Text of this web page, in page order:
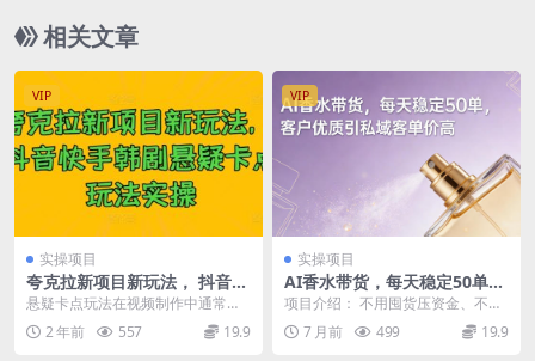
相关文章
VIP
实操项目
夸克拉新项目新玩法， 抖音快
手韩剧悬疑卡点玩法实操
悬疑卡点玩法在视频制作中通常指
的是通过特定的音乐节奏点来剪辑
视频，创造出紧张、悬...
2 年前 557 19.9
VIP
实操项目
AI香水带货，每天稳定50单，
客户优质引私域客单价高
项目介绍： 不用囤货压资金、不用
找模特拍大片、甚至不用懂香水专
业知识，每天稳定出...
7 月前 499 19.9